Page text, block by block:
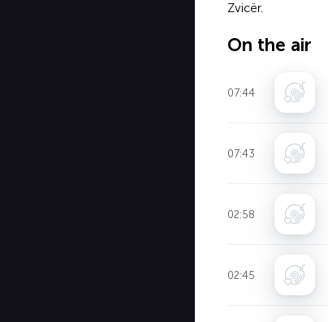
Zvicër.
On the air
07:44
07:43
02:58
02:45